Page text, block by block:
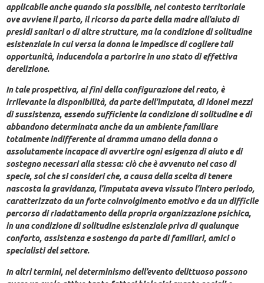
applicabile anche quando sia possibile, nel contesto territoriale
ove avviene il parto, il ricorso da parte della madre all’aiuto di
presidi sanitari o di altre strutture, ma la condizione di solitudine
esistenziale in cui versa la donna le impedisce di cogliere tali
opportunità, inducendola a partorire in uno stato di effettiva
derelizione.
In tale prospettiva, ai fini della configurazione del reato, è
irrilevante la disponibilità, da parte dell’imputata, di idonei mezzi
di sussistenza, essendo sufficiente la condizione di solitudine e di
abbandono determinata anche da un ambiente familiare
totalmente indifferente al dramma umano della donna o
assolutamente incapace di avvertire ogni esigenza di aiuto e di
sostegno necessari alla stessa: ciò che è avvenuto nel caso di
specie, sol che si consideri che, a causa della scelta di tenere
nascosta la gravidanza, l’imputata aveva vissuto l’intero periodo,
caratterizzato da un forte coinvolgimento emotivo e da un difficile
percorso di riadattamento della propria organizzazione psichica,
in una condizione di solitudine esistenziale priva di qualunque
conforto, assistenza e sostengo da parte di familiari, amici o
specialisti del settore.
In altri termini, nel determinismo dell’evento delittuoso possono